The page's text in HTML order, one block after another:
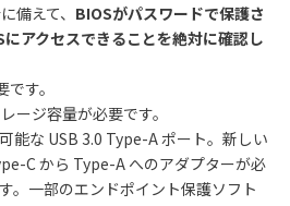
備えて、 BIOSがパスワードで保護さ
にアクセスできることを絶対に確認し
です。
ージ容量が必要です。
能な USB 3.0 Type-Aポート。新しい
Cから Type-A へのアダプターが必
。一部のエンドポイント保護ソフト